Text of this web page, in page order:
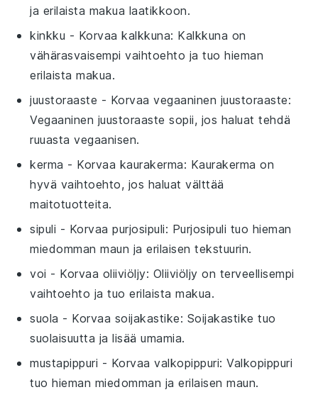
ja erilaista makua laatikkoon.
kinkku - Korvaakalkkuna: Kalkkuna on
vähärasvaisempi vaihtoehto ja tuo hieman
erilaista makua.
juustoraaste - Korvaavegaaninen juustoraaste:
Vegaaninen juustoraaste sopii, jos haluat tehdä
ruuasta vegaanisen.
kerma - Korvaa kaurakerma: Kaurakerma on
hyvä vaihtoehto, jos haluat välttää
maitotuotteita.
sipuli - Korvaapurjosipuli: Purjosipuli tuo hieman
miedomman maun ja erilaisen tekstuurin.
voi - Korvaa oliiviöljy: Oliiviöljy on terveellisempi
vaihtoehto ja tuo erilaista makua.
suola - Korvaa soijakastike: Soijakastike tuo
suolaisuutta ja lisää umamia.
mustapippuri - Korvaavalkopippuri: Valkopippuri
tuo hieman miedomman ja erilaisen maun.